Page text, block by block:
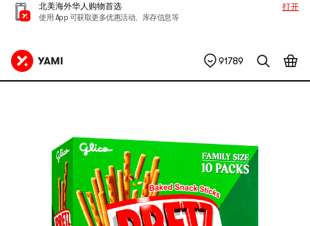
北美海外华人购物首选
使用 App 可获取更多优惠活动、库存信息等
打开
91789